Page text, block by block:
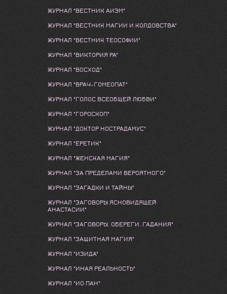
ЖУРНАЛ "ВЕСТНИК АИЭМ"
ЖУРНАЛ "ВЕСТНИК МАГИИ И КОЛДОВСТВА"
ЖУРНАЛ "ВЕСТНИК ТЕОСОФИИ"
ЖУРНАЛ "ВИКТОРИЯ РА"
ЖУРНАЛ "ВОСХОД"
ЖУРНАЛ "ВРАЧ-ГОМЕОПАТ"
ЖУРНАЛ "ГОЛОС ВСЕОБЩЕЙ ЛЮБВИ"
ЖУРНАЛ "ГОРОСКОП"
ЖУРНАЛ "ДОКТОР НОСТРАДАМУС"
ЖУРНАЛ "ЕРЕТИК"
ЖУРНАЛ "ЖЕНСКАЯ МАГИЯ"
ЖУРНАЛ "ЗА ПРЕДЕЛАМИ ВЕРОЯТНОГО"
ЖУРНАЛ "ЗАГАДКИ И ТАЙНЫ"
ЖУРНАЛ "ЗАГОВОРЫ ЯСНОВИДЯЩЕЙ
АНАСТАСИИ"
ЖУРНАЛ "ЗАГОВОРЫ. ОБЕРЕГИ. ГАДАНИЯ"
ЖУРНАЛ "ЗАЩИТНАЯ МАГИЯ"
ЖУРНАЛ "ИЗИДА"
ЖУРНАЛ "ИНАЯ РЕАЛЬНОСТЬ"
ЖУРНАЛ "ИО ПАН"